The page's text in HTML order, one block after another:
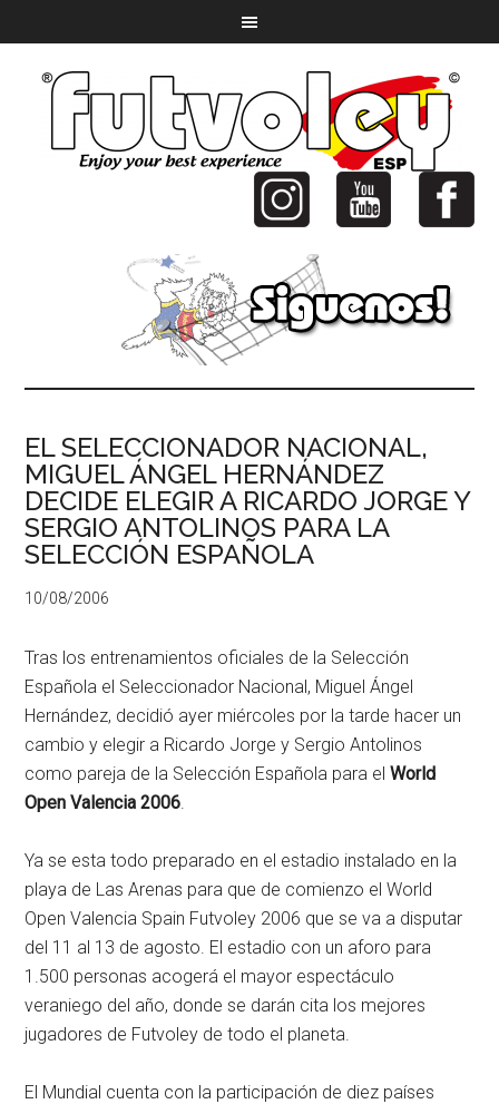
EL SELECCIONADOR NACIONAL,
MIGUEL ÁNGEL HERNÁNDEZ
DECIDE ELEGIR A RICARDO JORGE Y
SERGIO ANTOLINOS PARA LA
SELECCIÓN ESPAÑOLA
10/08/2006
Tras los entrenamientos oficiales de la Selección
Española el Seleccionador Nacional, Miguel Ángel
Hernández, decidió ayer miércoles por la tarde hacer un
cambio y elegir a Ricardo Jorge y Sergio Antolinos
como pareja de la Selección Española para elWorld
Open Valencia 2006.
Ya se esta todo preparado en el estadio instalado en la
playa de Las Arenas para que de comienzo el World
Open Valencia Spain Futvoley 2006 que se va a disputar
del 11 al 13 de agosto. El estadio con un aforo para
1.500 personas acogerá el mayor espectáculo
veraniego del año, donde se darán cita los mejores
jugadores de Futvoley de todo el planeta.
El Mundial cuenta con la participación de diez países